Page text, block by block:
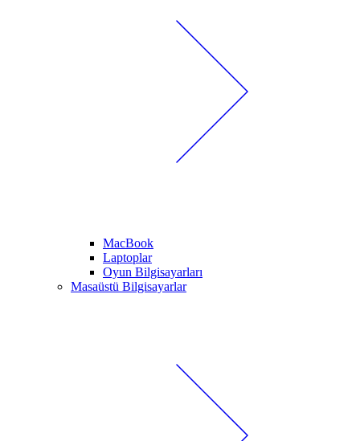
MacBook
Laptoplar
Oyun Bilgisayarları
Masaüstü Bilgisayarlar